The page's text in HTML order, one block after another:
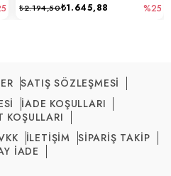
₺1.645,88
₺2.194,50 %25
SATIŞ SÖZLEŞMESİ
İADE KOŞULLARI
KOŞULLARI
İLETİŞİM
SİPARİŞ TAKİP
İADE